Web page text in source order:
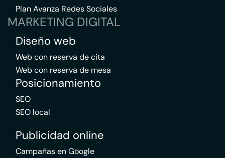
Plan Avanza Redes Sociales
MARKETING DIGITAL
Diseño web
Web con reserva de cita
Web con reserva de mesa
Posicionamiento
SEO
SEO local
Publicidad online
Campañas en Google